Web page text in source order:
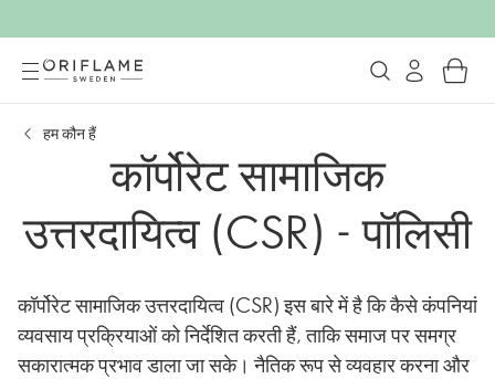
हम कौन हैं
कॉर्पोरेट सामाजिक
उत्तरदायित्व (CSR) - पॉलिसी
कॉर्पोरेट सामाजिक उत्तरदायित्व (CSR) इस बारे में है कि कैसे कंपनियां
व्यवसाय प्रक्रियाओं को निर्देशित करती हैं, ताकि समाज पर समग्र
सकारात्मक प्रभाव डाला जा सके। नैतिक रूप से व्यवहार करना और